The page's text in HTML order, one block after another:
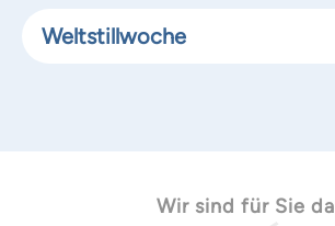
Weltstillwoche
Wir sind für Sie da